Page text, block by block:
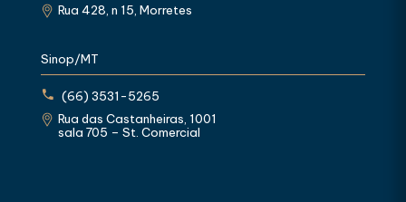
Rua 428, n 15, Morretes
Sinop/MT
(66) 3531-5265
Rua das Castanheiras, 1001
sala 705 – St. Comercial